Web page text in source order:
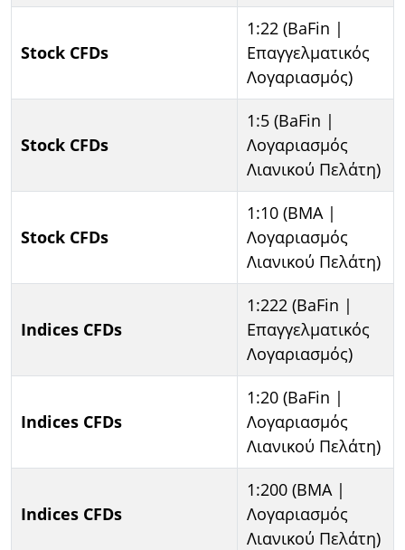
Stock CFDs
1:22 (BaFin |
Επαγγελματικός
Λογαριασμός)
Stock CFDs
1:5 (BaFin |
Λογαριασμός
Λιανικού Πελάτη)
Stock CFDs
1:10 (BMA |
Λογαριασμός
Λιανικού Πελάτη)
Indices CFDs
1:222 (BaFin |
Επαγγελματικός
Λογαριασμός)
Indices CFDs
1:20 (BaFin |
Λογαριασμός
Λιανικού Πελάτη)
Indices CFDs
1:200 (BMA |
Λογαριασμός
Λιανικού Πελάτη)